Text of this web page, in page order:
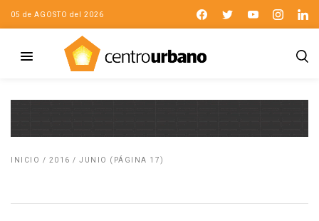
05 de AGOSTO del 2026
INICIO / 2016 / JUNIO (PÁGINA 17)